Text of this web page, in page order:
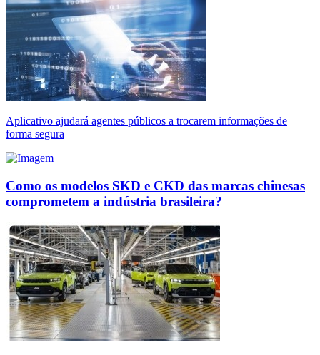
Aplicativo ajudará agentes públicos a trocarem informações de
forma segura
Como os modelos SKD e CKD das marcas chinesas
comprometem a indústria brasileira?